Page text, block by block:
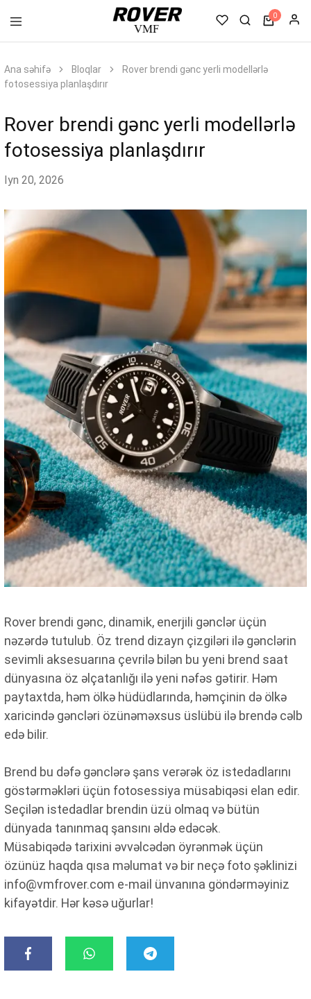
VMF
0
Ana səhifə Bloqlar
Rover brendi gənc yerli modellərlə
fotosessiya planlaşdırır
Rover brendi gənc yerli modellərlə
fotosessiya planlaşdırır
Iyn 20, 2026
Rover brendi gənc, dinamik, enerjili gənclər üçün
nəzərdə tutulub. Öz trend dizayn çizgiləri ilə gənclərin
sevimli aksesuarına çevrilə bilən bu yeni brend saat
dünyasına öz əlçatanlığı ilə yeni nəfəs gətirir. Həm
paytaxtda, həm ölkə hüdüdlarında, həmçinin də ölkə
xaricində gəncləri özünəməxsus üslübü ilə brendə cəlb
edə bilir.
Brend bu dəfə gənclərə şans verərək öz istedadlarını
göstərməkləri üçün fotosessiya müsabiqəsi elan edir.
Seçilən istedadlar brendin üzü olmaq və bütün
dünyada tanınmaq şansını əldə edəcək.
Müsabiqədə tarixini əvvəlcədən öyrənmək üçün
özünüz haqda qısa məlumat və bir neçə foto şəklinizi
info@vmfrover.com e-mail ünvanına göndərməyiniz
kifayətdir. Hər kəsə uğurlar!
Məhsul(lar) səbətə əlavə edildi
Sifarişin detalları
Məhsul toplam(0)